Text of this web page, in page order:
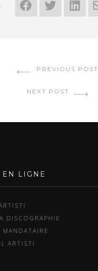
PREVIOUS POST
NEXT POST
EN LIGNE
DISCOGRAPHIE
ARTISTI